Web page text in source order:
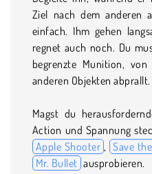
Ziel nach dem anderen
einfach. Ihm gehen
regnet auch noch. Du
begrenzte Munition,
anderen Objekten abprallt.
Magst du
Action und Spannung
Apple Shooter , Save
Mr. Bullet ausprobieren.